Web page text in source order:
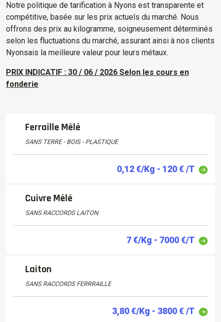
Notre politique de tarification à Nyons est transparente et
compétitive, basée sur les prix actuels du marché. Nous
offrons des prix au kilogramme, soigneusement déterminés
selon les fluctuations du marché, assurant ainsi à nos clients
Nyonsais la meilleure valeur pour leurs métaux.
PRIX INDICATIF : 30 / 06 / 2026 Selon les cours en
fonderie
Ferraille Mêlé
SANS TERRE - BOIS - PLASTIQUE
0,12 €/Kg - 120 € /T
Cuivre Mêlé
SANS RACCORDS LAITON
7 €/Kg - 7000 €/T
Laiton
SANS RACCORDS FERRRAILLE
3,80 €/Kg - 3800 € /T